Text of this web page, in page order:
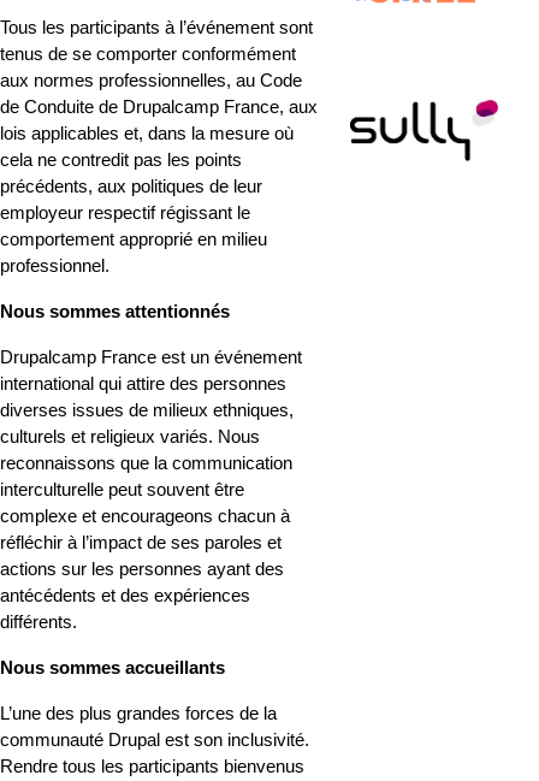
Tous les participants à l’événement sont
tenus de se comporter conformément
aux normes professionnelles, au Code
de Conduite de Drupalcamp France, aux
lois applicables et, dans la mesure où
cela ne contredit pas les points
précédents, aux politiques de leur
employeur respectif régissant le
comportement approprié en milieu
professionnel.
Nous sommes attentionnés
Drupalcamp France est un événement
international qui attire des personnes
diverses issues de milieux ethniques,
culturels et religieux variés. Nous
reconnaissons que la communication
interculturelle peut souvent être
complexe et encourageons chacun à
réfléchir à l’impact de ses paroles et
actions sur les personnes ayant des
antécédents et des expériences
différents.
Nous sommes accueillants
L’une des plus grandes forces de la
communauté Drupal est son inclusivité.
Rendre tous les participants bienvenus